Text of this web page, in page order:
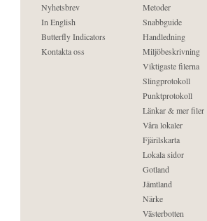
Nyhetsbrev
In English
Butterfly Indicators
Kontakta oss
Metoder
Snabbguide
Handledning
Miljöbeskrivning
Viktigaste filerna
Slingprotokoll
Punktprotokoll
Länkar & mer filer
Våra lokaler
Fjärilskarta
Lokala sidor
Gotland
Jämtland
Närke
Västerbotten